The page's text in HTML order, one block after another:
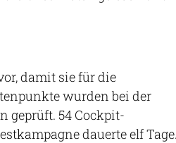
damit sie für die
wurden bei der
geprüft. 54 Cockpit-
dauerte elf Tage.